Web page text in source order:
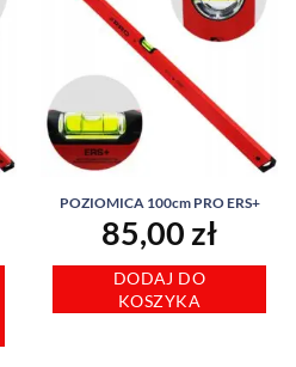
POZIOMICA 100cm PRO ERS+
85,00 zł
DODAJ DO
KOSZYKA